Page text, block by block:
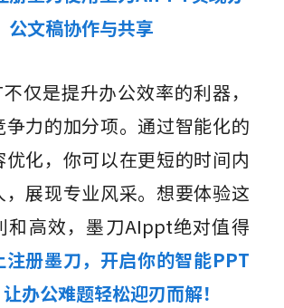
公文稿协作与共享
仅是提升办公效率的利器，
争力的加分项。通过智能化的
优化，你可以在更短的时间内
，展现专业风采。想要体验这
和高效，墨刀AIppt绝对值得
注册墨刀，开启你的智能PPT
办公难题轻松迎刃而解！